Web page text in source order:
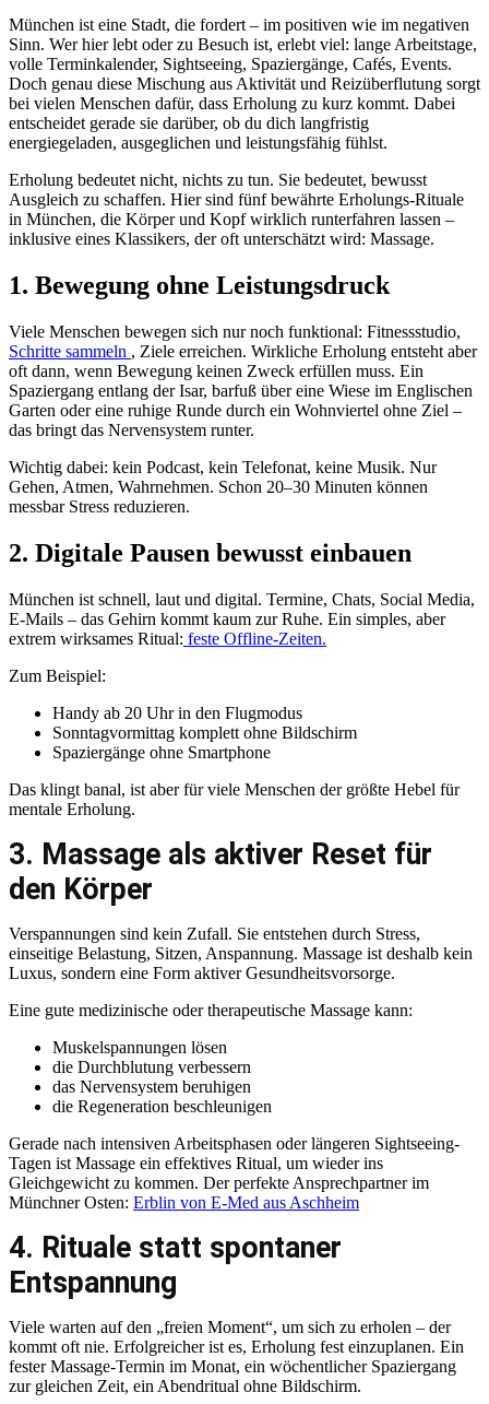
München ist eine Stadt, die fordert – im positiven wie im negativen
Sinn. Wer hier lebt oder zu Besuch ist, erlebt viel: lange Arbeitstage,
volle Terminkalender, Sightseeing, Spaziergänge, Cafés, Events.
Doch genau diese Mischung aus Aktivität und Reizüberflutung sorgt
bei vielen Menschen dafür, dass Erholung zu kurz kommt. Dabei
entscheidet gerade sie darüber, ob du dich langfristig
energiegeladen, ausgeglichen und leistungsfähig fühlst.
Erholung bedeutet nicht, nichts zu tun. Sie bedeutet, bewusst
Ausgleich zu schaffen. Hier sind fünf bewährte Erholungs-Rituale
in München, die Körper und Kopf wirklich runterfahren lassen –
inklusive eines Klassikers, der oft unterschätzt wird: Massage.
1. Bewegung ohne Leistungsdruck
Viele Menschen bewegen sich nur noch funktional: Fitnessstudio,
Schritte sammeln , Ziele erreichen. Wirkliche Erholung entsteht aber
oft dann, wenn Bewegung keinen Zweck erfüllen muss. Ein
Spaziergang entlang der Isar, barfuß über eine Wiese im Englischen
Garten oder eine ruhige Runde durch ein Wohnviertel ohne Ziel –
das bringt das Nervensystem runter.
Wichtig dabei: kein Podcast, kein Telefonat, keine Musik. Nur
Gehen, Atmen, Wahrnehmen. Schon 20–30 Minuten können
messbar Stress reduzieren.
2. Digitale Pausen bewusst einbauen
München ist schnell, laut und digital. Termine, Chats, Social Media,
E-Mails – das Gehirn kommt kaum zur Ruhe. Ein simples, aber
extrem wirksames Ritual: feste Offline-Zeiten.
Zum Beispiel:
Handy ab 20 Uhr in den Flugmodus
Sonntagvormittag komplett ohne Bildschirm
Spaziergänge ohne Smartphone
Das klingt banal, ist aber für viele Menschen der größte Hebel für
mentale Erholung.
3. Massage als aktiver Reset für
den Körper
Verspannungen sind kein Zufall. Sie entstehen durch Stress,
einseitige Belastung, Sitzen, Anspannung. Massage ist deshalb kein
Luxus, sondern eine Form aktiver Gesundheitsvorsorge.
Eine gute medizinische oder therapeutische Massage kann:
Muskelspannungen lösen
die Durchblutung verbessern
das Nervensystem beruhigen
die Regeneration beschleunigen
Gerade nach intensiven Arbeitsphasen oder längeren Sightseeing-
Tagen ist Massage ein effektives Ritual, um wieder ins
Gleichgewicht zu kommen. Der perfekte Ansprechpartner im
Münchner Osten: Erblin von E-Med aus Aschheim
4. Rituale statt spontaner
Entspannung
Viele warten auf den „freien Moment“, um sich zu erholen – der
kommt oft nie. Erfolgreicher ist es, Erholung fest einzuplanen. Ein
fester Massage-Termin im Monat, ein wöchentlicher Spaziergang
zur gleichen Zeit, ein Abendritual ohne Bildschirm.